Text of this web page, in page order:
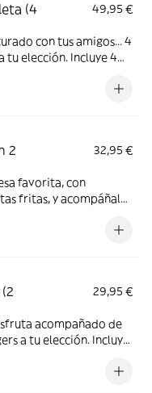
(4
49,95 €
con tus amigos... 4
tu elección. Incluye 4
2
32,95 €
favorita, con
fritas, y acompáñala
29,95 €
acompañado de
a tu elección. Incluye